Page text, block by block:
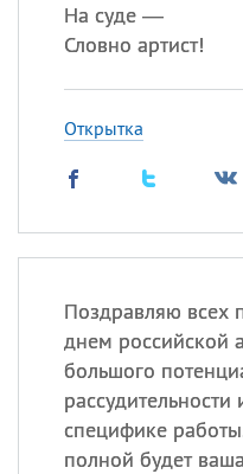
На суде —
Словно артист!
Открытка
Поздравляю всех
днем российской
большого
специфике
полной будет